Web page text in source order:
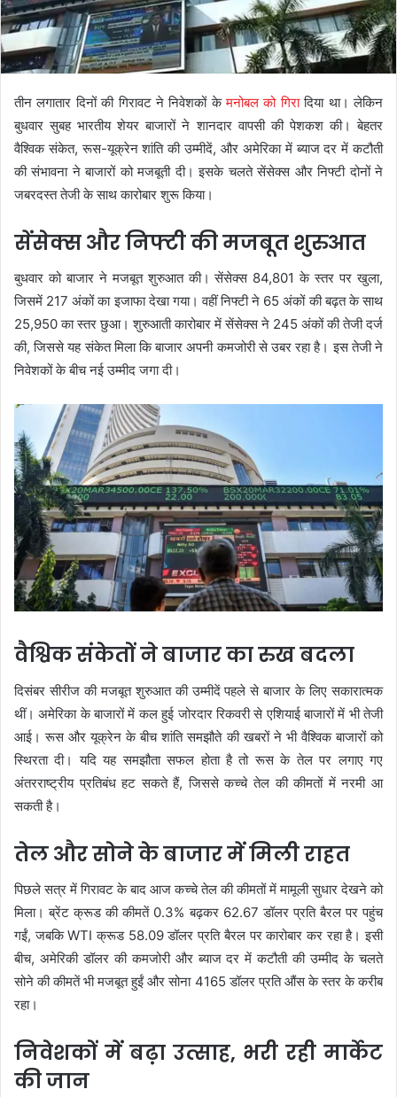
तीन लगातार दिनों की गिरावट ने निवेशकों केमनोबल को गिरादिया था। लेकिन
बुधवार सुबह भारतीय शेयर बाजारों ने शानदार वापसी की पेशकश की। बेहतर
वैश्विक संकेत, रूस-यूक्रेन शांति की उम्मीदें, और अमेरिका में ब्याज दर में कटौती
की संभावना ने बाजारों को मजबूती दी। इसके चलते सेंसेक्स और निफ्टी दोनों ने
जबरदस्त तेजी के साथ कारोबार शुरू किया।
सेंसेक्स और निफ्टी की मजबूत शुरुआत
बुधवार को बाजार ने मजबूत शुरुआत की। सेंसेक्स 84,801 के स्तर पर खुला,
जिसमें 217 अंकों का इजाफा देखा गया। वहीं निफ्टी ने 65 अंकों की बढ़त के साथ
25,950 का स्तर छुआ। शुरुआती कारोबार में सेंसेक्स ने 245 अंकों की तेजी दर्ज
की, जिससे यह संकेत मिला कि बाजार अपनी कमजोरी से उबर रहा है। इस तेजी ने
निवेशकों के बीच नई उम्मीद जगा दी।
वैश्विक संकेतों ने बाजार का रुख बदला
दिसंबर सीरीज की मजबूत शुरुआत की उम्मीदें पहले से बाजार के लिए सकारात्मक
थीं। अमेरिका के बाजारों में कल हुई जोरदार रिकवरी से एशियाई बाजारों में भी तेजी
आई। रूस और यूक्रेन के बीच शांति समझौते की खबरों ने भी वैश्विक बाजारों को
स्थिरता दी। यदि यह समझौता सफल होता है तो रूस के तेल पर लगाए गए
अंतरराष्ट्रीय प्रतिबंध हट सकते हैं, जिससे कच्चे तेल की कीमतों में नरमी आ
सकती है।
तेल और सोने के बाजार में मिली राहत
पिछले सत्र में गिरावट के बाद आज कच्चे तेल की कीमतों में मामूली सुधार देखने को
मिला। ब्रेंट क्रूड की कीमतें 0.3% बढ़कर 62.67 डॉलर प्रति बैरल पर पहुंच
गईं, जबकि WTI क्रूड 58.09 डॉलर प्रति बैरल पर कारोबार कर रहा है। इसी
बीच, अमेरिकी डॉलर की कमजोरी और ब्याज दर में कटौती की उम्मीद के चलते
सोने की कीमतें भी मजबूत हुईं और सोना 4165 डॉलर प्रति औंस के स्तर के करीब
रहा।
निवेशकों में बढ़ा उत्साह, भरी रही मार्केट
की जान